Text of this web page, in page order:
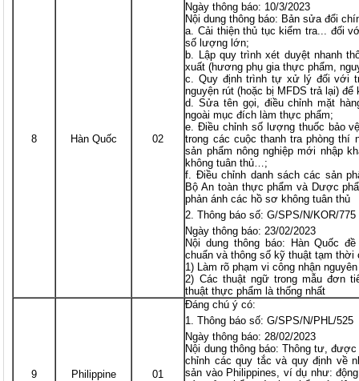
8 Hàn Quốc 02
Ngày thông báo: 10/3/2023
Nội dung thông báo: Bản sửa đổi
a. Cải thiện thủ tục kiểm tra... đối
số lượng lớn;
b. Lập quy trình xét duyệt nhanh
xuất (hương phụ gia thực phẩm,
c. Quy định trình tự xử lý đối với
nguyện rút (hoặc bị MFDS trả lại)
d. Sửa tên gọi, điều chỉnh mặt
ngoài mục đích làm thực phẩm;
e. Điều chỉnh số lượng thuốc bảo
trong các cuộc thanh tra phòng thí
sản phẩm nông nghiệp mới nhập
không tuân thủ…;
f. Điều chỉnh danh sách các sản
Bộ An toàn thực phẩm và Dược
phản ánh các hồ sơ không tuân thủ
Thông báo số: G/SPS/N/KOR/775
Ngày thông báo: 23/02/2023
Nội dung thông báo: Hàn Quốc
chuẩn và thông số kỹ thuật tạm thời
1) Làm rõ phạm vi công nhận
2) Các thuật ngữ trong mẫu đơn
thuật thực phẩm là thống nhất
9 Philippine 01
Đáng chú ý có:
Thông báo số: G/SPS/N/PHL/525
Ngày thông báo: 28/02/2023
Nội dung thông báo: Thông tư,
chỉnh các quy tắc và quy định về
sản vào Philippines, ví dụ như: